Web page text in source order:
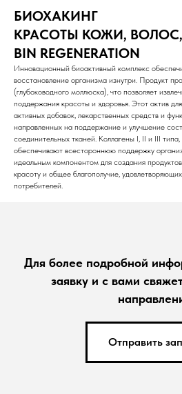
БИОХАКИНГ
КРАСОТЫ КОЖИ,
BIN REGENERATION
Инновационный биоактивный комплекс
восстановление организма изнутри. Продукт
(глубоководного моллюска), что позволяет
поддержания красоты и здоровья. Этот актив
активных добавок, лекарственных средств и
направленных на поддержание и улучшение
соединительных тканей. Коллагены I, II и III
обеспечивают всестороннюю поддержку
идеальным компонентом для создания
красоту и общее благополучие,
потребителей.
Для более подробной
заявку и с вами
Отправить